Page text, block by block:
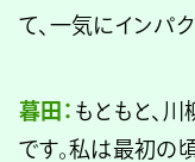
て、一気にインパ
暮田： もともと、
です。私は最初の